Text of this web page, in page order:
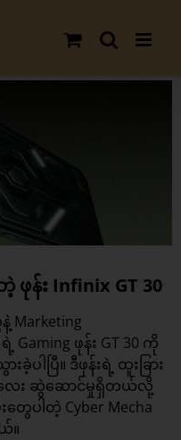
န်း Infinix GT 30
ရဲ့ Gaming ဖုန်း GT 30 ကို
ပါပြီ။ ဒီဖုန်းရဲ့ ထူးခြား
ေး ဆွဲဆောင်မှုရှိတယ်လို့
းတွေပါတဲ့ Cyber Mecha
။